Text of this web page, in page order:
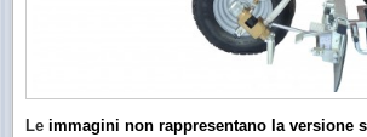
Le immagini non rappresentano la versione